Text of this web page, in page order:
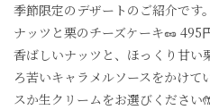
季節限定のデザートのご紹介です。
ナッツと栗のチーズケーキ🥜 495
香ばしいナッツと、ほっくり甘い
ろ苦いキャラメルソースをかけて
スか生クリームをお選びください